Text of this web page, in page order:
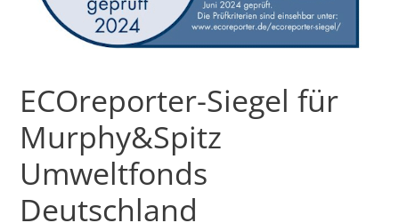
ECOreporter-Siegel für
Murphy&Spitz
Umweltfonds
Deutschland